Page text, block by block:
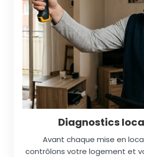
Diagnostics
Avant chaque mise en
contrôlons votre logement et